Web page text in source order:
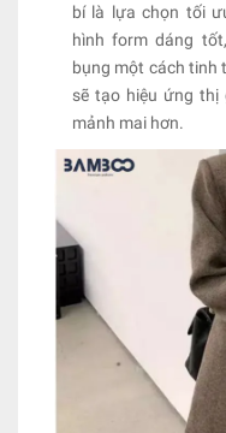
bí là lựa chọn tối
hình form dáng
bụng một cách tinh
sẽ tạo hiệu ứng thị
mảnh mai hơn.